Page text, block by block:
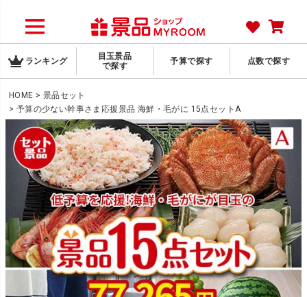
ランキング
目玉景品
で探す
予算で探す 点数で探す
HOME
景品セット
予算の少ない幹事さま応援景品 海鮮・毛がに 15点セットA